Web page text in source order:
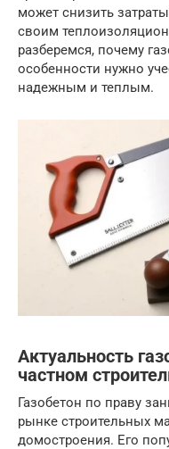
может снизить
своим
разберемся, почему
особенности нужно
надежным и теплым.
Актуальность
частном
Газобетон по праву
рынке строительных
домостроения. Его